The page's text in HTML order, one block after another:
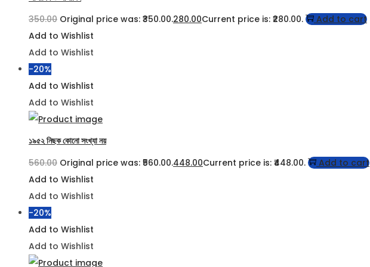
350.00 Original price was: ₹350.00.280.00Current price is: ₹280.00.
Add to cart
Add to Wishlist
Add to Wishlist
-20%
Add to Wishlist
Add to Wishlist
১৯৫২ নিছক কোনো সংখ্যা নয়
560.00 Original price was: ₹560.00.448.00Current price is: ₹448.00.
Add to cart
Add to Wishlist
Add to Wishlist
-20%
Add to Wishlist
Add to Wishlist